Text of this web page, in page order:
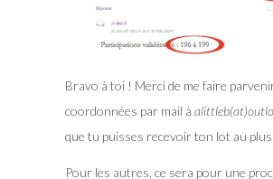
Bravo à toi ! Merci de me faire
coordonnées par mail à
que tu puisses recevoir ton lot au plus
Pour les autres, ce sera pour une